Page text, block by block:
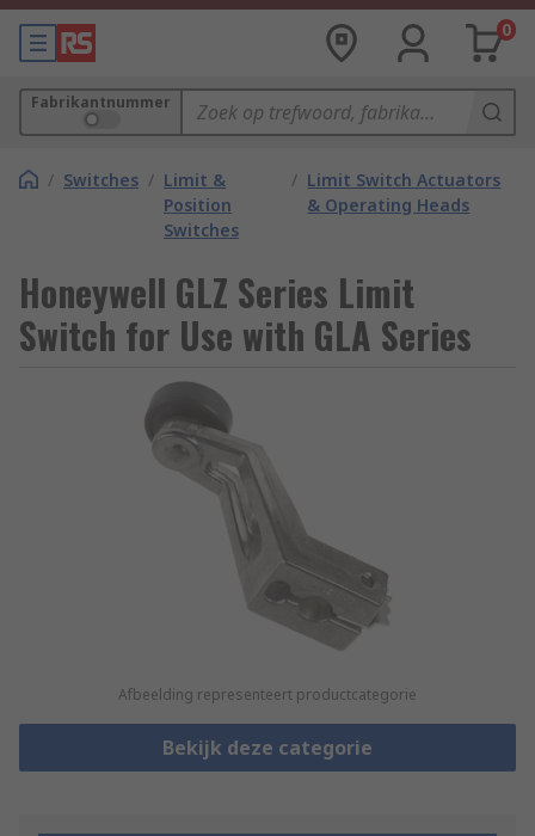
0
Fabrikantnummer
/ Switches / Limit &
Position
Switches
/ Limit Switch Actuators
& Operating Heads
Honeywell GLZ Series Limit
Switch for Use with GLA Series
Afbeelding representeert productcategorie
Bekijk deze categorie